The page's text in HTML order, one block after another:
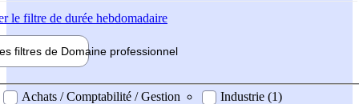
le filtre de durée hebdomadaire
filtres de Domaine professionnel
professionel
Achats / Comptabilité / Gestion
Industrie (1)